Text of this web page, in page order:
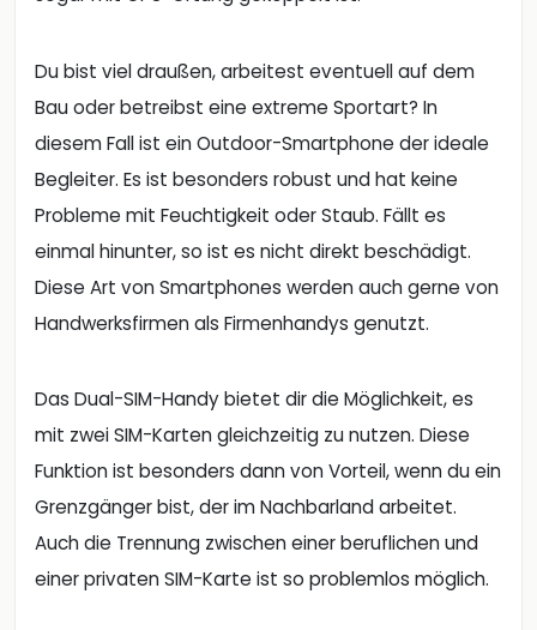
Du bist viel draußen, arbeitest eventuell auf dem
Bau oder betreibst eine extreme Sportart? In
diesem Fall ist ein Outdoor-Smartphone der ideale
Begleiter. Es ist besonders robust und hat keine
Probleme mit Feuchtigkeit oder Staub. Fällt es
einmal hinunter, so ist es nicht direkt beschädigt.
Diese Art von Smartphones werden auch gerne von
Handwerksfirmen als Firmenhandys genutzt.
Das Dual-SIM-Handy bietet dir die Möglichkeit, es
mit zwei SIM-Karten gleichzeitig zu nutzen. Diese
Funktion ist besonders dann von Vorteil, wenn du ein
Grenzgänger bist, der im Nachbarland arbeitet.
Auch die Trennung zwischen einer beruflichen und
einer privaten SIM-Karte ist so problemlos möglich.